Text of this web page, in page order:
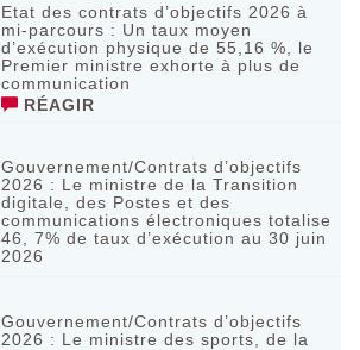
Etat des contrats d’objectifs 2026 à
mi-parcours : Un taux moyen
d’exécution physique de 55,16 %, le
Premier ministre exhorte à plus de
communication
RÉAGIR
Gouvernement/Contrats d’objectifs
2026 : Le ministre de la Transition
digitale, des Postes et des
communications électroniques totalise
46, 7% de taux d’exécution au 30 juin
2026
Gouvernement/Contrats d’objectifs
2026 : Le ministre des sports, de la